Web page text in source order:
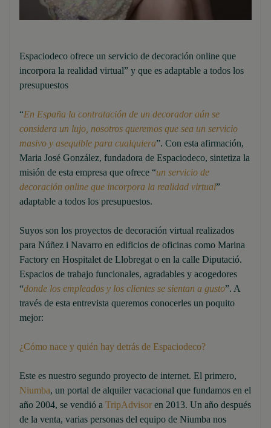
Espaciodeco ofrece un servicio de decoración online que
incorpora la realidad virtual” y que es adaptable a todos los
presupuestos
“En España la contratación de un decorador aún se
considera un lujo, nosotros queremos que sea un servicio
masivo y asequible para cualquiera”. Con esta afirmación,
Maria José González, fundadora de Espaciodeco, sintetiza la
misión de esta empresa que ofrece “un servicio de
decoración online que incorpora la realidad virtual”
adaptable a todos los presupuestos.
Suyos son los proyectos de decoración virtual realizados
para Núñez i Navarro en edificios de oficinas como Marina
Factory en Hospitalet de Llobregat o en la calle Diputació.
Espacios de trabajo funcionales, agradables y acogedores
“donde los empleados y los clientes se sientan a gusto”. A
través de esta entrevista queremos conocerles un poquito
mejor:
¿Cómo nace y quién hay detrás de Espaciodeco?
Este es nuestro segundo proyecto de internet. El primero,
Niumba, un portal de alquiler vacacional que fundamos en el
año 2004, se vendió a TripAdvisor en 2013. Un año después
de la venta, varias personas del equipo de Niumba nos